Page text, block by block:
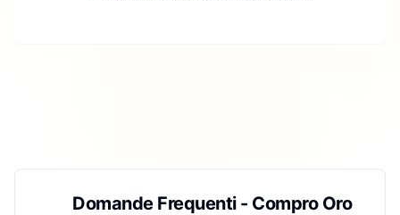
Domande Frequenti - Compro Oro